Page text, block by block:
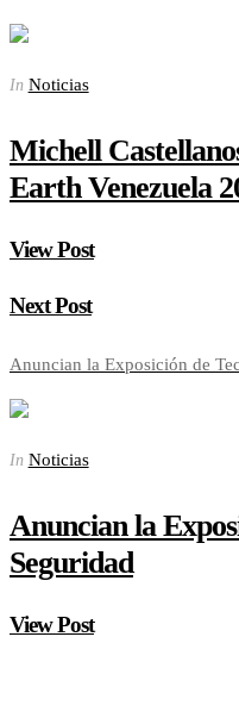
In Noticias
Michell
Earth Venezuela
View Post
Next Post
Anuncian la Exposición de
In Noticias
Anuncian la
Seguridad
View Post